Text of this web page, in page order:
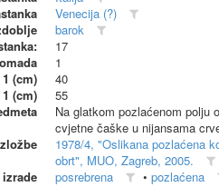
Venecija (?)
barok
17
1
(cm)
40
(cm)
55
Na glatkom pozlaćenom polju
cvjetne čaške u nijansama
1978/4, "Oslikana pozlaćena
obrt", MUO, Zagreb, 2005.
posrebrena • pozlaćena